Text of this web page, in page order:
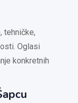
tehničke,
Oglasi
konkretnih